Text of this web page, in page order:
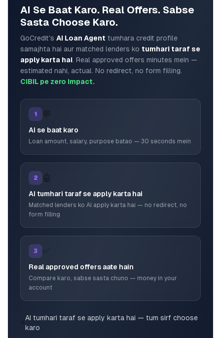
AI Se Baat Karo. Real Offers. Sabse
Sasta Choose Karo.
GoCredit's AI Loan Agent tumhara credit profile
samajhta hai aur matched lenders ko tumhari taraf se
apply karta hai. Real approved offers minutes mein —
estimated nahi, actual. No redirect, no form filling.
CIBIL pe zero impact.
1 💬
AI se baat karo
Loan amount, salary, purpose batao — 30 seconds mein
2 🤖
AI tumhari taraf se apply karta hai
Matched lenders ko AI apply karta hai — no redirect, no
form filling
3 ✅
Real approved offers aate hain
Compare karo, sabse sasta chuno — money in your
account
⚡AI tumhari taraf se apply karta hai — tum sirf choose
karo